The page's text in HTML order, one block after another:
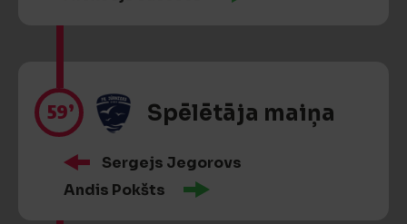
59’ Spēlētāja maiņa
Sergejs Jegorovs
Andis Pokšts